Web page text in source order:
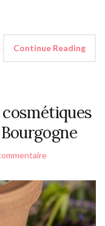
Continue Reading